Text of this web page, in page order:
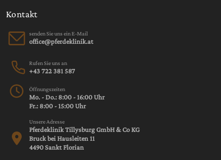
Kontakt
senden Sie uns ein E-Mail
Rufen Sie uns an
+43 722 381 587
Öffnungszeiten
Mo. - Do.: 8:00 - 16:00 Uhr
Fr.: 8:00 - 15:00 Uhr
Unsere Adresse
Pferdeklinik Tillysburg GmbH & Co KG
Bruck bei Hausleiten 11
4490 Sankt Florian